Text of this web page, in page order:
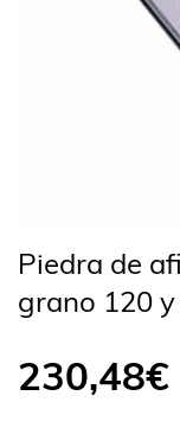
Piedra de
grano 120
230,48€